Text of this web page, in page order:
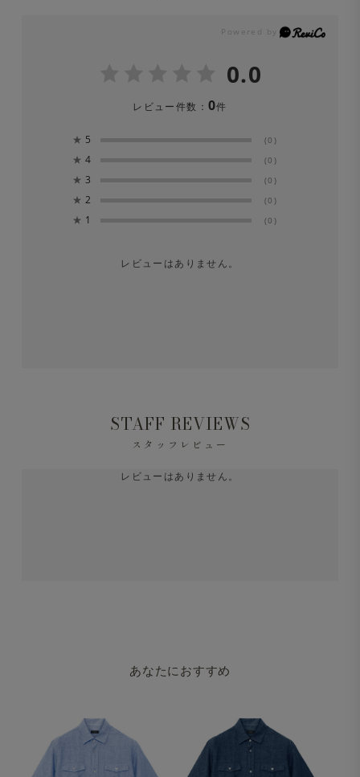
0.0
レビュー件数： 0件
★ 5 (0)
★ 4 (0)
★ 3 (0)
★ 2 (0)
★ 1 (0)
レビューはありません。
STAFF REVIEWS
スタッフレビュー
レビューはありません。
あなたにおすすめ